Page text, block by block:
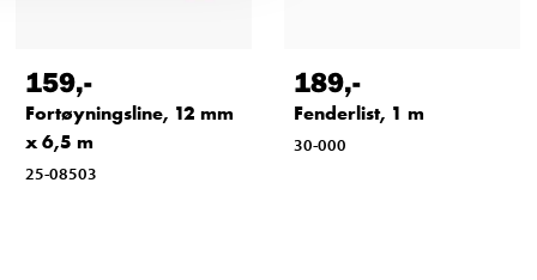
159,-
Fortøyningsline, 12 mm
x 6,5 m
25-08503
189,-
Fenderlist, 1 m
30-000